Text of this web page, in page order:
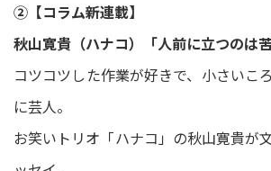
②【コラム新連載】
秋山寛貴（ハナコ）「人前に立つのは苦
コツコツした作業が好きで、小さいこ
に芸人。
お笑いトリオ「ハナコ」の秋山寛貴が